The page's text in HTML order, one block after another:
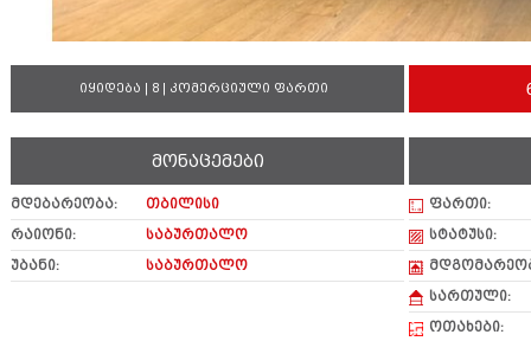
იყიდება | 8 | კომერციული ფართი
მონაცემები
მდებარეობა:
თბილისი
რაიონი:
საბურთალო
უბანი:
საბურთალო
ფართი:
სტატუსი:
სართული:
ოთახები: